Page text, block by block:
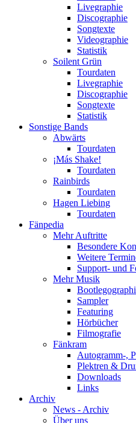
Livegraphie
Discographie
Songtexte
Videographie
Statistik
Soilent Grün
Tourdaten
Livegraphie
Discographie
Songtexte
Statistik
Sonstige Bands
Abwärts
Tourdaten
¡Más Shake!
Tourdaten
Rainbirds
Tourdaten
Hagen Liebing
Tourdaten
Fänpedia
Mehr Auftritte
Besondere
Weitere
Support- und
Mehr Musik
Sampler
Featuring
Hörbücher
Filmografie
Fänkram
Autogramm-,
Plektren &
Downloads
Links
Archiv
News - Archiv
Über uns